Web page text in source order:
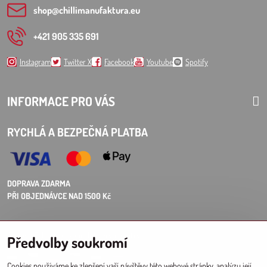
shop​@chillimanufaktura​.eu
+421 905 335 691
Instagram Twitter X Facebook Youtube Spotify
INFORMACE PRO VÁS
RYCHLÁ A BEZPEČNÁ PLATBA
DOPRAVA ZDARMA
PŘI OBJEDNÁVCE NAD 1500 Kč
Choose Eshop for your delivery country:
Předvolby soukromí